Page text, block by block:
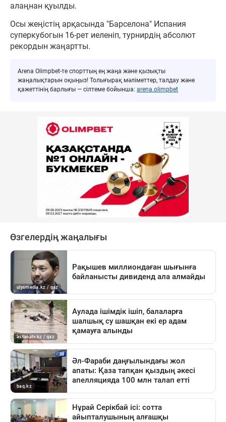
алаңнан қуылды.
Осы жеңістің арқасында "Барселона" Испания
суперкубогын 16-рет иеленіп, турнирдің абсолют
рекордын жаңартты.
Arena Olimpbet-те спорттың ең жаңа және қызықты
жаңалықтарын оқыңыз! Толығырақ мәліметтер, талдау және
қажеттінің барлығы — сілтеме бойынша: arena.olimpbet